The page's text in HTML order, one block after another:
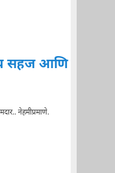
सहज आणि
नेहमीप्रमाणे.